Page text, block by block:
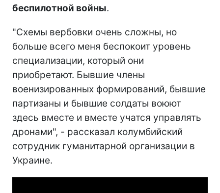
беспилотной войны.
"Схемы вербовки очень сложны, но
больше всего меня беспокоит уровень
специализации, который они
приобретают. Бывшие члены
военизированных формирований, бывшие
партизаны и бывшие солдаты воюют
здесь вместе и вместе учатся управлять
дронами", - рассказал колумбийский
сотрудник гуманитарной организации в
Украине.